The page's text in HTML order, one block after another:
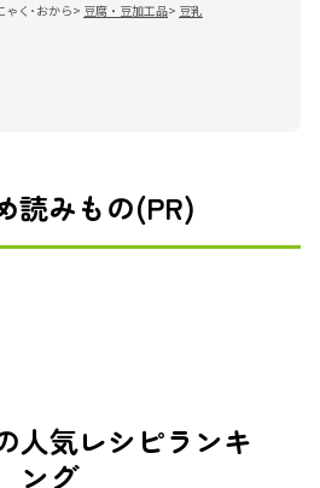
ゃく･おから
豆腐・豆加工品
豆乳
読みもの(PR)
人気レシピランキ
ング